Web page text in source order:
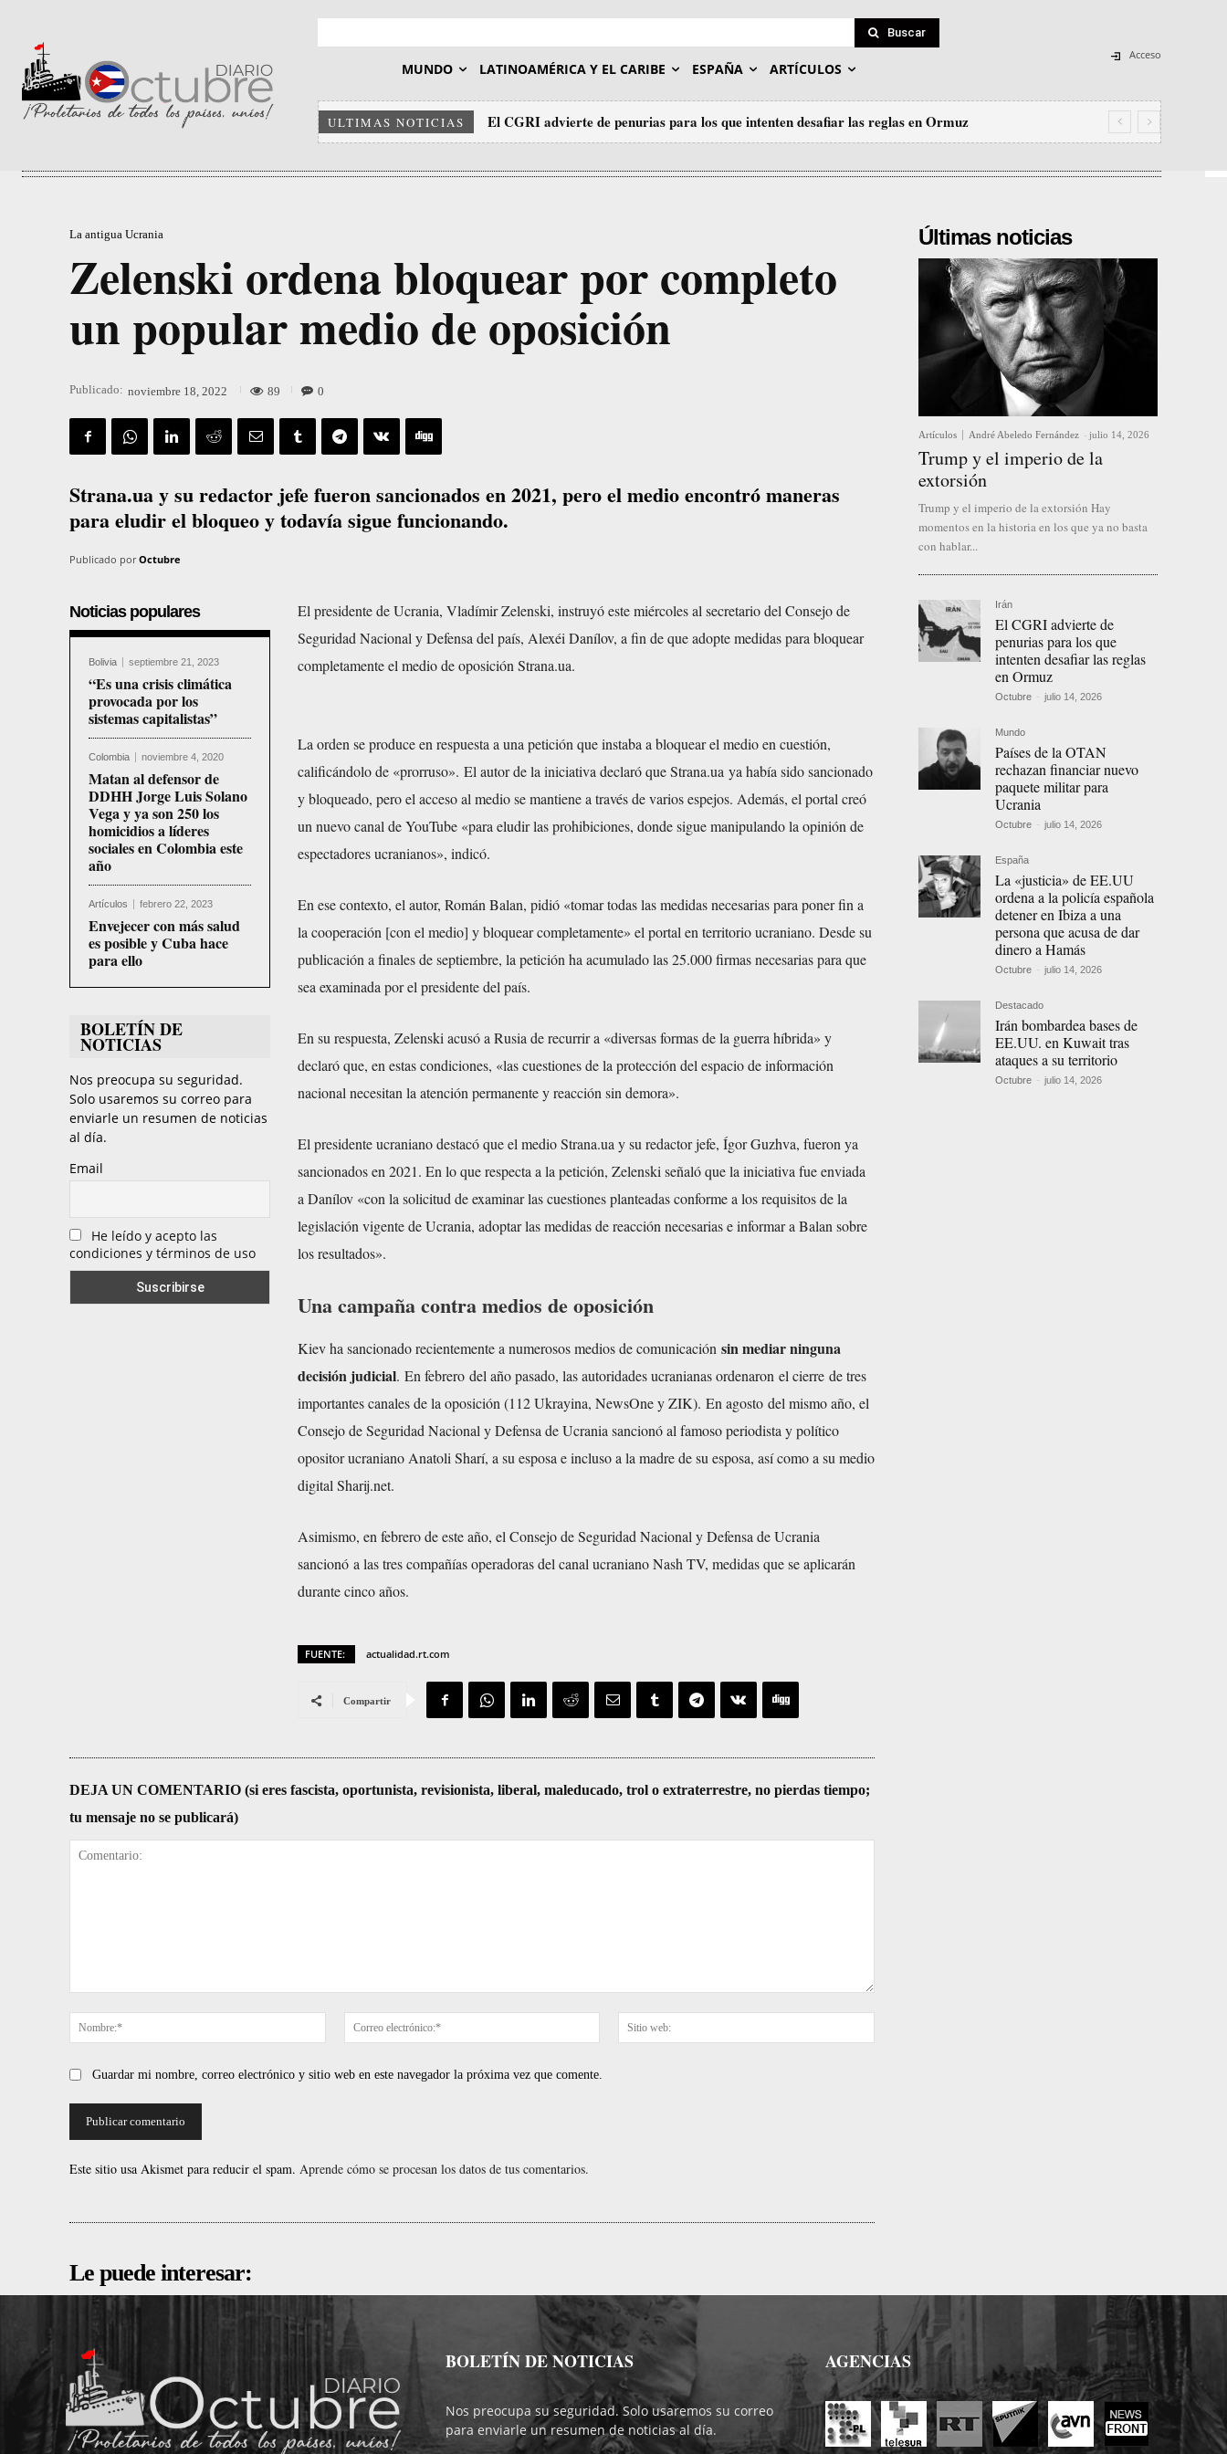
Buscar
MUNDO LATINOAMÉRICA Y EL CARIBE ESPAÑA ARTÍCULOS
Acceso
ULTIMAS NOTICIAS El CGRI advierte de penurias para los que intenten desafiar las reglas en Ormuz
La antigua Ucrania
Zelenski ordena bloquear por completo
un popular medio de oposición
Publicado: noviembre 18, 2022 89 0
Strana.ua y su redactor jefe fueron sancionados en 2021, pero el medio encontró maneras
para eludir el bloqueo y todavía sigue funcionando.
Publicado por Octubre
Noticias populares
Bolivia septiembre 21, 2023
“Es una crisis climática
provocada por los
sistemas capitalistas”
Colombia noviembre 4, 2020
Matan al defensor de
DDHH Jorge Luis Solano
Vega y ya son 250 los
homicidios a líderes
sociales en Colombia este
año
Artículos febrero 22, 2023
Envejecer con más salud
es posible y Cuba hace
para ello
BOLETÍN DE
NOTICIAS
Nos preocupa su seguridad.
Solo usaremos su correo para
enviarle un resumen de noticias
al día.
Email
He leído y acepto las
condiciones y términos de uso
El presidente de Ucrania, Vladímir Zelenski, instruyó este miércoles al secretario del Consejo de
Seguridad Nacional y Defensa del país, Alexéi Danílov, a fin de que adopte medidas para bloquear
completamente el medio de oposición Strana.ua.
La orden se produce en respuesta a una petición que instaba a bloquear el medio en cuestión,
calificándolo de «prorruso». El autor de la iniciativadeclaróque Strana.ua ya había sido sancionado
y bloqueado, pero el acceso al medio se mantiene a través de varios espejos. Además, el portal creó
un nuevo canal de YouTube «para eludir las prohibiciones, donde sigue manipulando la opinión de
espectadores ucranianos», indicó.
En ese contexto, el autor, Román Balan, pidió «tomar todas las medidas necesarias para poner fin a
la cooperación [con el medio] y bloquear completamente» el portal en territorio ucraniano. Desde su
publicación a finales de septiembre, la petición ha acumulado las 25.000 firmas necesarias para que
sea examinada por el presidente del país.
En su respuesta, Zelenski acusó a Rusia de recurrir a «diversas formas de la guerra híbrida» y
declaró que, en estas condiciones, «las cuestiones de la protección del espacio de información
nacional necesitan la atención permanente y reacción sin demora».
El presidente ucraniano destacó que el medio Strana.ua y su redactor jefe, Ígor Guzhva, fueron ya
sancionados en 2021. En lo que respecta a la petición, Zelenski señaló que la iniciativa fue enviada
a Danílov «con la solicitud de examinar las cuestiones planteadas conforme a los requisitos de la
legislación vigente de Ucrania, adoptar las medidas de reacción necesarias e informar a Balan sobre
los resultados».
Una campaña contra medios de oposición
Kiev ha sancionado recientemente a numerosos medios de comunicación sin mediar ninguna
decisión judicial. En febrero del año pasado, las autoridades ucranianas ordenaron el cierre de tres
importantes canales de la oposición (112 Ukrayina, NewsOne y ZIK). En agosto del mismo año, el
Consejo de Seguridad Nacional y Defensa de Ucrania sancionó al famoso periodista y político
opositor ucraniano Anatoli Sharí, a su esposa e incluso a la madre de su esposa, así como a su medio
digital Sharij.net.
Asimismo, en febrero de este año, el Consejo de Seguridad Nacional y Defensa de Ucrania
sancionó a las tres compañías operadoras del canal ucraniano Nash TV, medidas que se aplicarán
durante cinco años.
FUENTE: actualidad.rt.com
Compartir
DEJA UN COMENTARIO (si eres fascista, oportunista, revisionista, liberal, maleducado, trol o extraterrestre, no pierdas tiempo;
tu mensaje no se publicará)
Nombre:*
Correo
electrónico:*
web:
Guardar mi nombre, correo electrónico y sitio web en este navegador la próxima vez que comente.
Este sitio usa Akismet para reducir el spam. Aprende cómo se procesan los datos de tus comentarios.
Últimas noticias
Artículos André Abeledo Fernández - julio 14, 2026
Trump y el imperio de la
extorsión
Trump y el imperio de la extorsión Hay
momentos en la historia en los que ya no basta
con hablar...
Irán
El CGRI advierte de
penurias para los que
intenten desafiar las reglas
en Ormuz
Octubre - julio 14, 2026
Mundo
Países de la OTAN
rechazan financiar nuevo
paquete militar para
Ucrania
Octubre - julio 14, 2026
España
La «justicia» de EE.UU
ordena a la policía española
detener en Ibiza a una
persona que acusa de dar
dinero a Hamás
Octubre - julio 14, 2026
Destacado
Irán bombardea bases de
EE.UU. en Kuwait tras
ataques a su territorio
Octubre - julio 14, 2026
Le puede interesar:
BOLETÍN DE NOTICIAS
Nos preocupa su seguridad. Solo usaremos su correo
para enviarle un resumen de noticias al día.
AGENCIAS